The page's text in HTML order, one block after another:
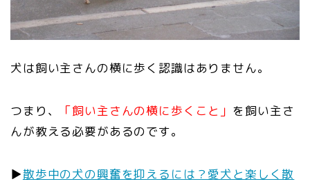
犬は飼い主さんの横に歩く認識はありません。
つまり、 「飼い主さんの横に歩くこと」 を飼い主さ
んが教える必要があるのです。
▶︎散歩中の犬の興奮を抑えるには？愛犬と楽しく散